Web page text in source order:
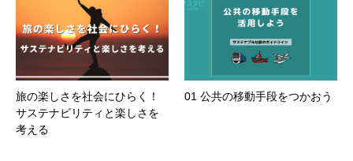
旅の楽しさを社会にひらく！
サステナビリティと楽しさを
考える
01 公共の移動手段をつかおう